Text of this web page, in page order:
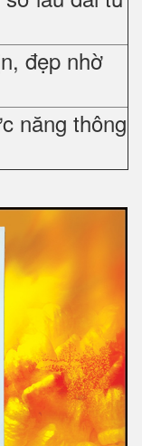
đẹp nhờ
năng thông